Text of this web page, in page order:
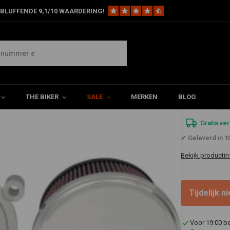
9,1/10 WAARDERING!
THE BIKER SALE MERKEN BLOG
stalen Cover EVO/BIGTWIN 93-99
EVO/BIGTWIN 93-99
Gratis
✔ Geleverd in
Bekijk
Tijdelijk
Voor 19:00